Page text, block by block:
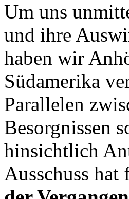
Um uns
und ihre
haben wir
Südamerika
Parallelen
Besorgnissen
hinsichtlich
Ausschuss